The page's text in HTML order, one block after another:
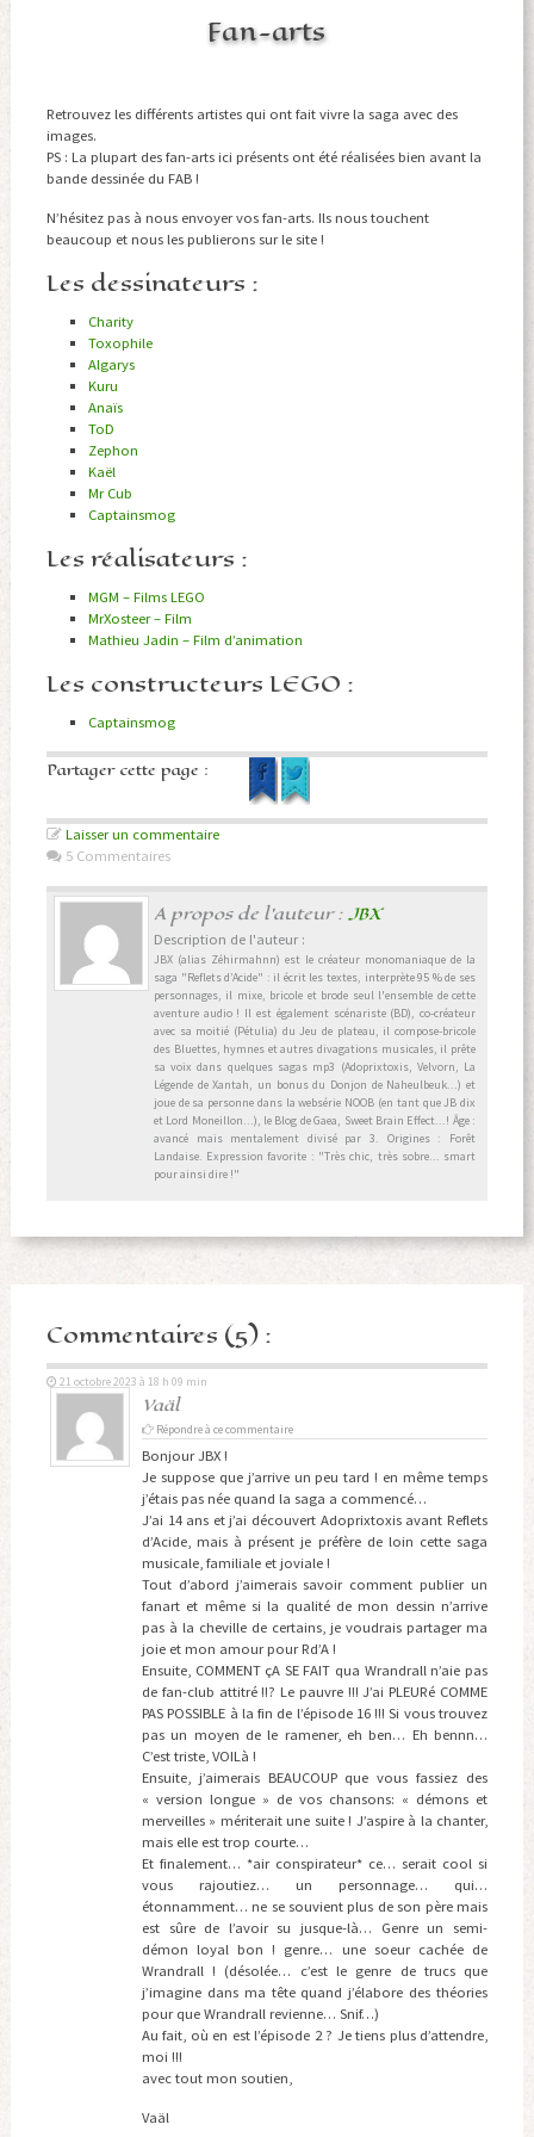
Fan-arts
Retrouvez les différents artistes qui ont fait vivre la saga avec des
images.
PS : La plupart des fan-arts ici présents ont été réalisées bien avant la
bande dessinée du FAB !
N’hésitez pas à nous envoyer vos fan-arts. Ils nous touchent
beaucoup et nous les publierons sur le site !
Les dessinateurs :
Charity
Toxophile
Algarys
Kuru
Anaïs
ToD
Zephon
Kaël
Mr Cub
Captainsmog
Les réalisateurs :
MGM – Films LEGO
MrXosteer – Film
Mathieu Jadin – Film d’animation
Les constructeurs LEGO :
Captainsmog
Partager cette page :
Laisser un commentaire
5 Commentaires
A propos de l'auteur :JBX
Description de l'auteur :
JBX (alias Zéhirmahnn) est le créateur monomaniaque de la
saga "Reflets d’Acide" : il écrit les textes, interprète 95 % de ses
personnages, il mixe, bricole et brode seul l'ensemble de cette
aventure audio ! Il est également scénariste (BD), co-créateur
avec sa moitié (Pétulia) du Jeu de plateau, il compose-bricole
des Bluettes, hymnes et autres divagations musicales, il prête
sa voix dans quelques sagas mp3 (Adoprixtoxis, Velvorn, La
Légende de Xantah, un bonus du Donjon de Naheulbeuk...) et
joue de sa personne dans la websérie NOOB (en tant que JB dix
et Lord Moneillon...), le Blog de Gaea, Sweet Brain Effect...! Âge :
avancé mais mentalement divisé par 3. Origines : Forêt
Landaise. Expression favorite : "Très chic, très sobre... smart
pour ainsi dire !"
Commentaires (5) :
Vaäl
21 octobre 2023 à 18 h 09 min
Répondre à ce commentaire
Bonjour JBX !
Je suppose que j’arrive un peu tard ! en même temps
j’étais pas née quand la saga a commencé…
J’ai 14 ans et j’ai découvert Adoprixtoxis avant Reflets
d’Acide, mais à présent je préfère de loin cette saga
musicale, familiale et joviale !
Tout d’abord j’aimerais savoir comment publier un
fanart et même si la qualité de mon dessin n’arrive
pas à la cheville de certains, je voudrais partager ma
joie et mon amour pour Rd’A !
Ensuite, COMMENT çA SE FAIT qua Wrandrall n’aie pas
de fan-club attitré !!? Le pauvre !!! J’ai PLEURé COMME
PAS POSSIBLE à la fin de l’épisode 16 !!! Si vous trouvez
pas un moyen de le ramener, eh ben… Eh bennn…
C’est triste, VOILà !
Ensuite, j’aimerais BEAUCOUP que vous fassiez des
« version longue » de vos chansons: « démons et
merveilles » mériterait une suite ! J’aspire à la chanter,
mais elle est trop courte…
Et finalement… *air conspirateur* ce… serait cool si
vous rajoutiez… un personnage… qui…
étonnamment… ne se souvient plus de son père mais
est sûre de l’avoir su jusque-là… Genre un semi-
démon loyal bon ! genre… une soeur cachée de
Wrandrall ! (désolée… c’est le genre de trucs que
j’imagine dans ma tête quand j’élabore des théories
pour que Wrandrall revienne… Snif…)
Au fait, où en est l’épisode 2 ? Je tiens plus d’attendre,
moi !!!
avec tout mon soutien,
Vaäl